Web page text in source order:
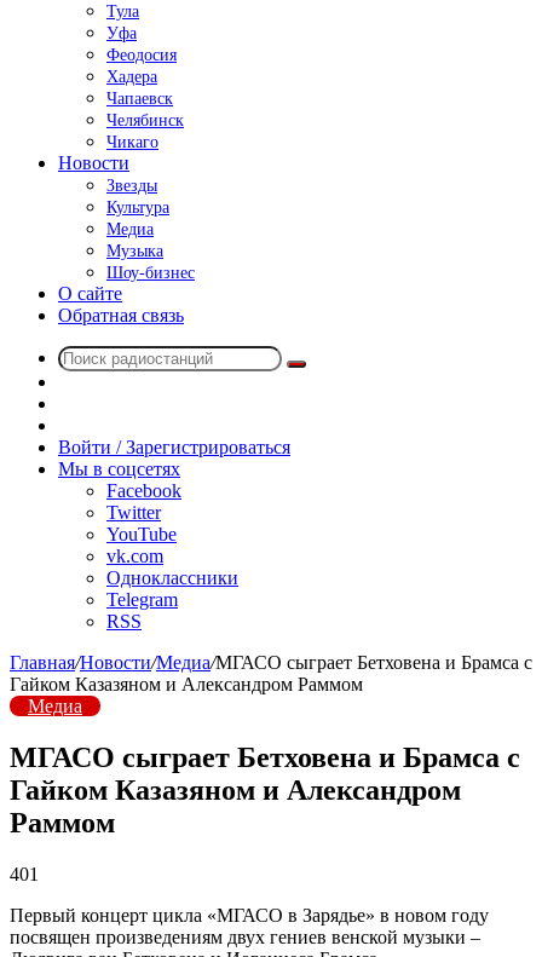
Тула
Уфа
Феодосия
Хадера
Чапаевск
Челябинск
Чикаго
Новости
Звезды
Культура
Медиа
Музыка
Шоу-бизнес
О сайте
Обратная связь
Поиск
радио
Войти / Зарегистрироваться
Мы в соцсетях
Facebook
Twitter
YouTube
vk.com
Одноклассники
Telegram
RSS
Главная/Новости/Медиа/МГАСО сыграет Бетховена и Брамса с
Гайком Казазяном и Александром Раммом
Медиа
МГАСО сыграет Бетховена и Брамса с
Гайком Казазяном и Александром
Раммом
401
Первый концерт цикла «МГАСО в Зарядье» в новом году
посвящен произведениям двух гениев венской музыки –